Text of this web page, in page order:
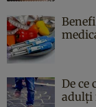
De ce
adulți